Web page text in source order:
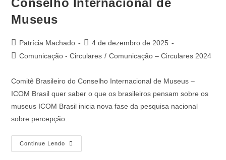
Conselho Internacional de
Museus
Patrícia Machado
4 de dezembro de 2025
Comunicação - Circulares / Comunicação – Circulares 2024
Comitê Brasileiro do Conselho Internacional de Museus –
ICOM Brasil quer saber o que os brasileiros pensam sobre os
museus ICOM Brasil inicia nova fase da pesquisa nacional
sobre percepção…
Continue Lendo